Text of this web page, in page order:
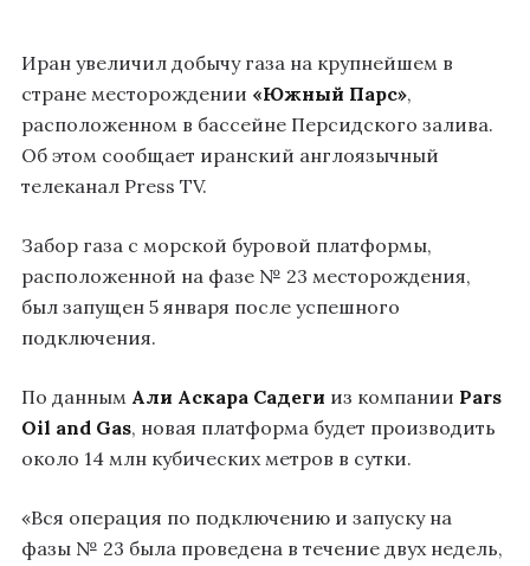
Иран увеличил добычу газа на крупнейшем в
стране месторождении «Южный Парс»,
расположенном в бассейне Персидского залива.
Об этом сообщает иранский англоязычный
телеканал Press TV.
Забор газа с морской буровой платформы,
расположенной на фазе № 23 месторождения,
был запущен 5 января после успешного
подключения.
По данным Али Аскара Садеги из компании Pars
Oil and Gas, новая платформа будет производить
около 14 млн кубических метров в сутки.
«Вся операция по подключению и запуску на
фазы № 23 была проведена в течение двух недель,